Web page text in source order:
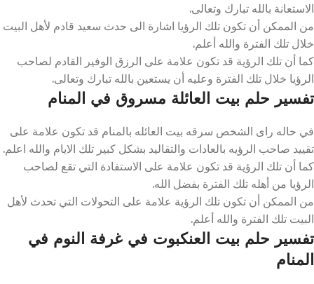
الاستعانة بالله تبارك وتعالى.
من الممكن أن تكون تلك الرؤيا اشارة الى حدث سعيد قادم لأهل البيت
خلال تلك الفترة والله أعلم.
كما أن تلك الرؤية قد تكون علامة على الرزق الوفير القادم لصاحب
الرؤيا خلال تلك الفترة وعليه أن يستعين بالله تبارك وتعالى.
تفسير حلم بيت العائلة مسروق في المنام
في حاله راى الشخص سرقه بيت العائله بالمنام قد تكون علامة على
تقييد صاحب الرؤيه بالعادات والتقاليد بشكل كبير تلك الايام والله اعلم.
كما أن تلك الرؤية قد تكون علامة على الاستفادة التي تقع لصاحب
الرؤيا من أهله تلك الفترة بفضل الله.
من الممكن أن تكون تلك الرؤية علامة على التحولات التي تحدث لأهل
البيت تلك الفترة والله أعلم.
تفسير حلم بيت العنكبوت في غرفة النوم في
المنام